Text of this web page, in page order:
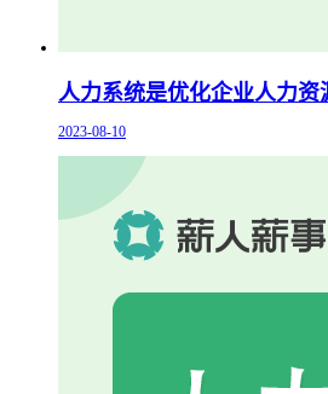
人力系统是优化企业人力资
2023-08-10